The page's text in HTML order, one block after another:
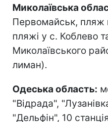
Миколаївська
Первомайськ, пляж
пляжі у с. Коблево
Миколаївського
лиман).
Одеська область:
"Відрада",
"Дельфін", 10